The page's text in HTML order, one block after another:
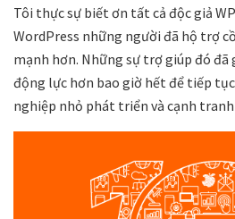
Tôi thực sự biết ơn tất cả độc giả
WordPress những người đã hộ trợ
mạnh hơn. Những sự trợ giúp đó
động lực hơn bao giờ hết để tiếp
nghiệp nhỏ phát triển và cạnh tranh